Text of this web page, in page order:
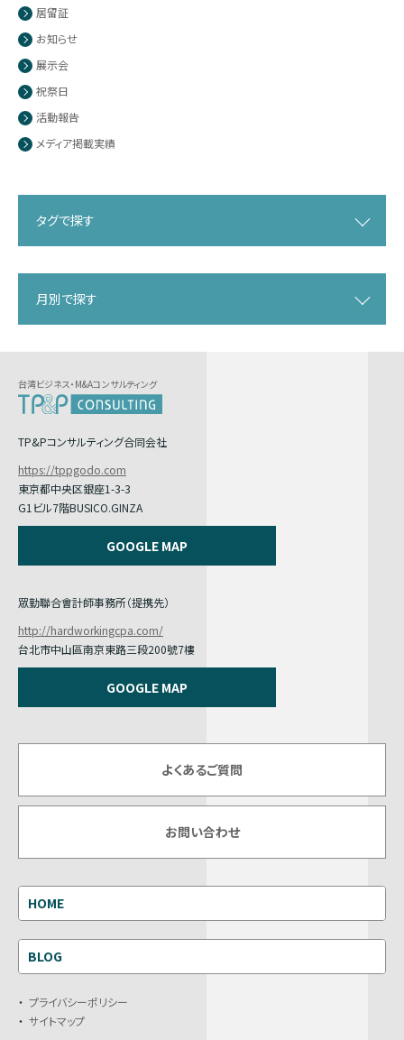
居留証
お知らせ
展示会
祝祭日
活動報告
メディア掲載実績
タグで探す
月別で探す
台湾ビジネス・M&Aコンサルティング
TP&Pコンサルティング合同会社
https://tppgodo.com
東京都中央区銀座1-3-3
G1ビル7階BUSICO.GINZA
GOOGLE MAP
眾勤聯合會計師事務所（提携先）
http://hardworkingcpa.com/
台北市中山區南京東路三段200號7樓
GOOGLE MAP
よくあるご質問
お問い合わせ
HOME
BLOG
プライバシーポリシー
サイトマップ